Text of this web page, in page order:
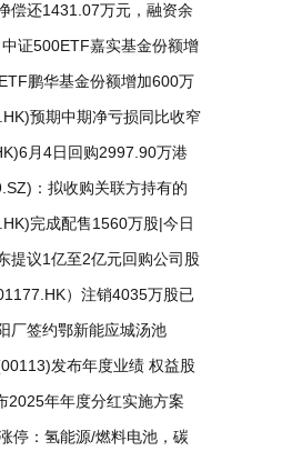
偿还1431.07万元，融资余
证500ETF嘉实基金份额增
股亨通光电、赤峰黄金、佰
鹏华基金份额增加600万
业、北方稀土、中国铝业 报
预期中期净亏损同比收窄
800万元
月4日回购2997.90万港
购 ：拟收购关联方持有的
完成配售1560万股|今日
提议1亿至2亿元回购公司股
）注销4035万股已
厂签约鄂新能应城汤池
风力发电项目 即时
发布年度业绩 权益股
港元 同比增长25.72%
2025年年度分红实施方案
停：氢能源/燃料电池，碳